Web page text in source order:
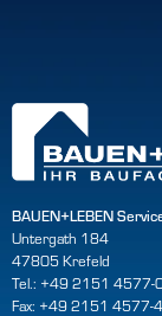
BAUEN+LEBEN
Untergath 184
47805 Krefeld
Tel.: +49 2151 4577-
Fax: +49 2151 4577-